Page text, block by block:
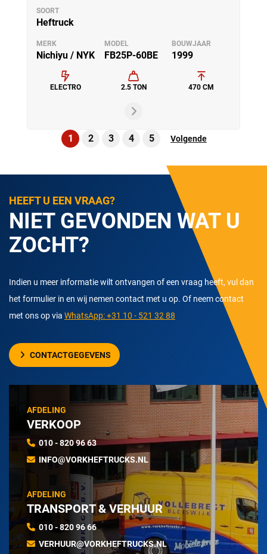
SOORT
Heftruck
MERK
Nichiyu / NYK
MODEL
FB25P-60BE
BOUWJAAR
1999
ELECTRO 2.5 TON 470 CM
1 2 3 4 5 Volgende
HEEFT U EEN VRAAG?
NIET GEVONDEN WAT U
ZOCHT?
Indien u meer informatie wilt ontvangen of een vraag heeft, vul dan
het formulier in en wij nemen contact met u op. Of neem contact
met ons op via WhatsApp: +31 10 - 521 32 88
CONTACTGEGEVENS
AFDELING
VERKOOP
010 - 820 96 63
INFO@VORKHEFTRUCKS.NL
AFDELING
TRANSPORT & VERHUUR
010 - 820 96 66
VERHUUR@VORKHEFTRUCKS.NL